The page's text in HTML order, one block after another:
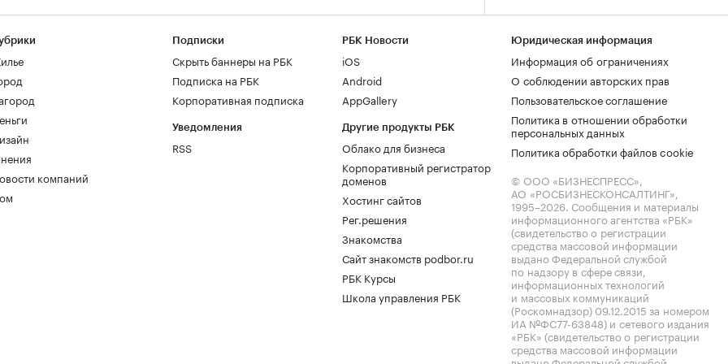
компаний
Подписки
Скрыть баннеры на РБК
Подписка на РБК
Корпоративная подписка
Уведомления
RSS
РБК Новости
iOS
Android
AppGallery
Другие продукты РБК
Облако для бизнеса
Корпоративный регистратор
доменов
Хостинг сайтов
Рег.решения
Знакомства
Сайт знакомств podbor.ru
РБК Курсы
Школа управления РБК
Юридическая информация
Информация об ограничениях
О соблюдении авторских прав
Пользовательское соглашение
Политика в отношении обработки
персональных данных
Политика обработки файлов cookie
© ООО «БИЗНЕСПРЕСС»,
АО «РОСБИЗНЕСКОНСАЛТИНГ»,
1995–2026. Сообщения и материалы
информационного агентства «РБК»
(свидетельство о регистрации
средства массовой информации
выдано Федеральной службой
по надзору в сфере связи,
информационных технологий
и массовых коммуникаций
(Роскомнадзор) 09.12.2015 за номером
ИА №ФС77-63848) и сетевого издания
«РБК» (свидетельство о регистрации
средства массовой информации